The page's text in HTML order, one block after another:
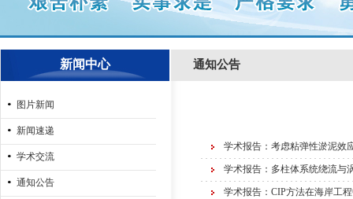
新闻中心
图片新闻
新闻速递
学术交流
通知公告
通知公告
学术报告：考虑粘弹性淤泥效
学术报告：多柱体系统绕流与
学术报告：CIP方法在海岸工